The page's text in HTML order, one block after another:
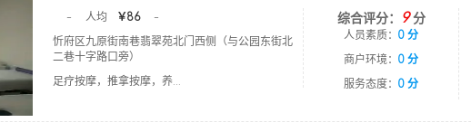
- 人均 ￥86
-
忻府区九原街南巷翡翠苑北门西侧（与公园东街北
二巷十字路口旁）
足疗按摩，推拿按摩，养...
综合评分： 9分
人员素质： 0 分
商户环境： 0 分
服务态度： 0 分